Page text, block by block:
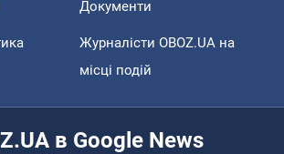
Документи
Журналісти OBOZ.UA на
місці подій
в Google News